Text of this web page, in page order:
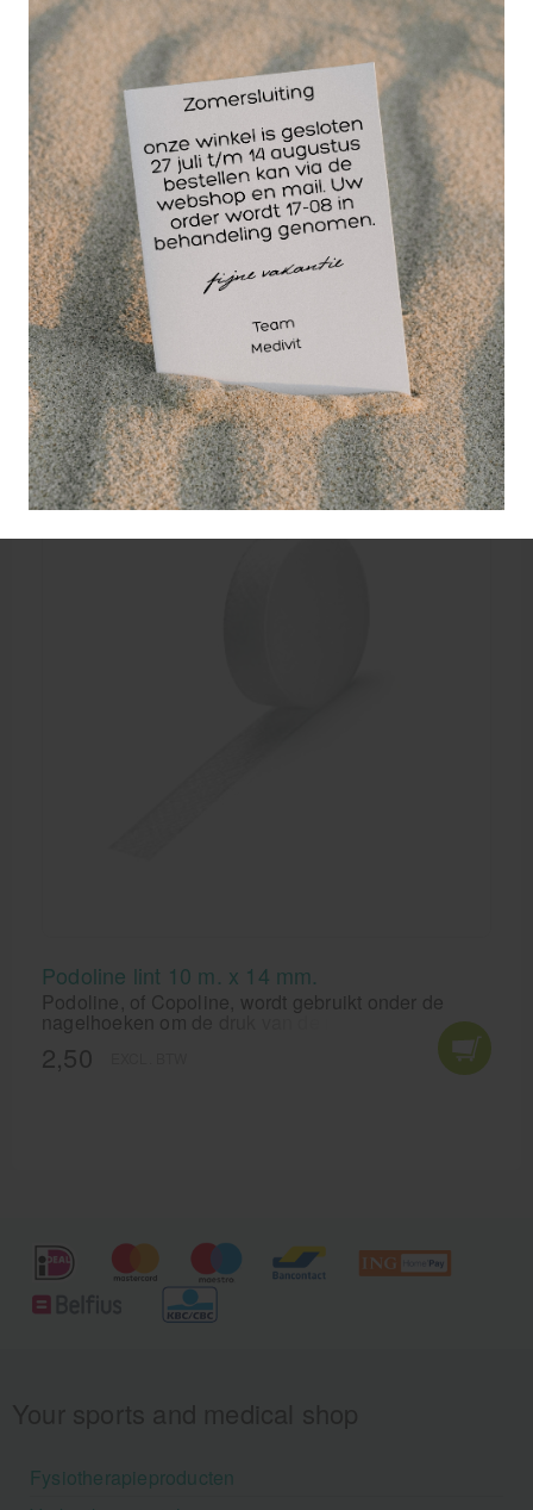
Celstofdeppers 4 x 5 cm. / 2 x 500 st.
Celstofdeppers zak á 2 rollen
Vanaf3,26 EXCL. BTW
Podoline lint 10 m. x 14 mm.
Podoline, of Copoline, wordt gebruikt onder de
nagelhoeken om de druk van de nagel op de huid te
verminderen.
2,50
Fysiotherapieproducten